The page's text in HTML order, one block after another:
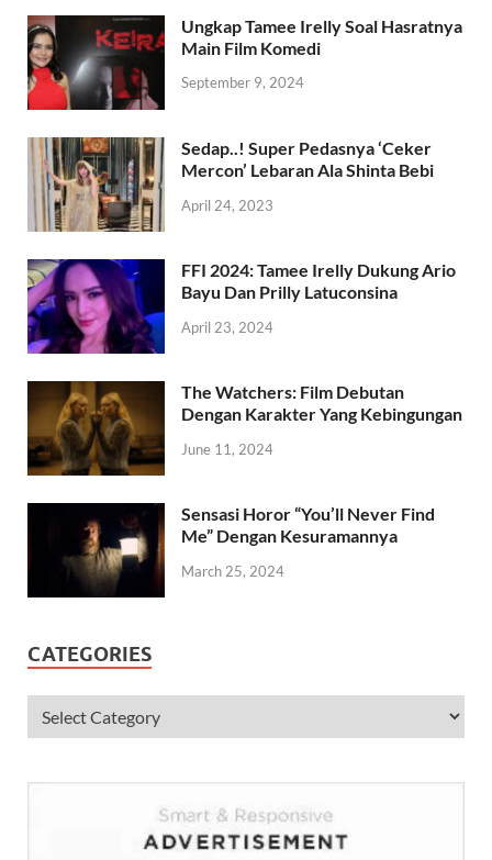
Ungkap Tamee Irelly Soal Hasratnya
Main Film Komedi
September 9, 2024
Sedap..! Super Pedasnya ‘Ceker
Mercon’ Lebaran Ala Shinta Bebi
April 24, 2023
FFI 2024: Tamee Irelly Dukung Ario
Bayu Dan Prilly Latuconsina
April 23, 2024
The Watchers: Film Debutan
Dengan Karakter Yang Kebingungan
June 11, 2024
Sensasi Horor “You’ll Never Find
Me” Dengan Kesuramannya
March 25, 2024
CATEGORIES